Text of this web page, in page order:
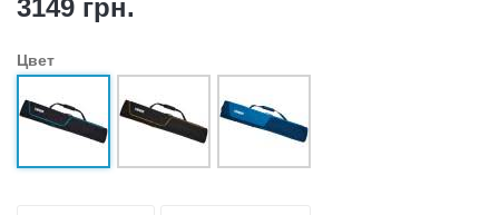
3149 грн.
Цвет